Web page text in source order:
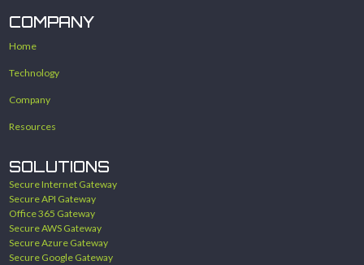
COMPANY
Home
Technology
Company
Resources
SOLUTIONS
Secure Internet Gateway
Secure API Gateway
Office 365 Gateway
Secure AWS Gateway
Secure Azure Gateway
Secure Google Gateway